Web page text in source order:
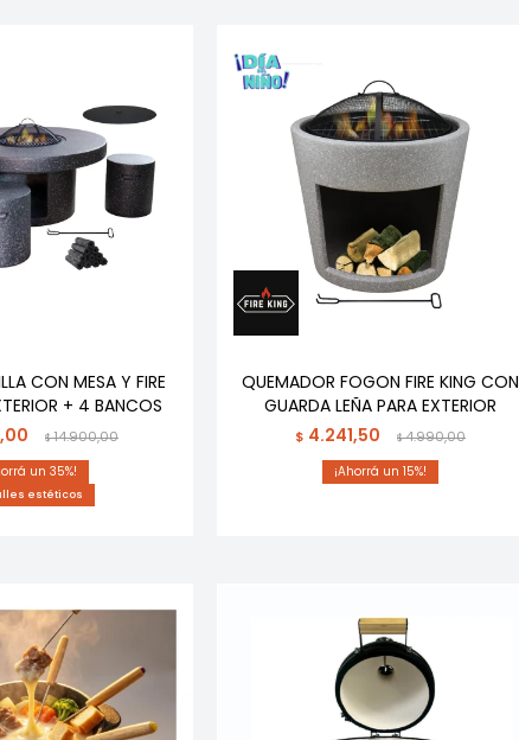
CON MESA Y FIRE
+ 4 BANCOS
$14.900,00
35
estéticos
QUEMADOR FOGON FIRE KING CON
GUARDA LEÑA PARA EXTERIOR
$ 4.241,50 $4.990,00
15